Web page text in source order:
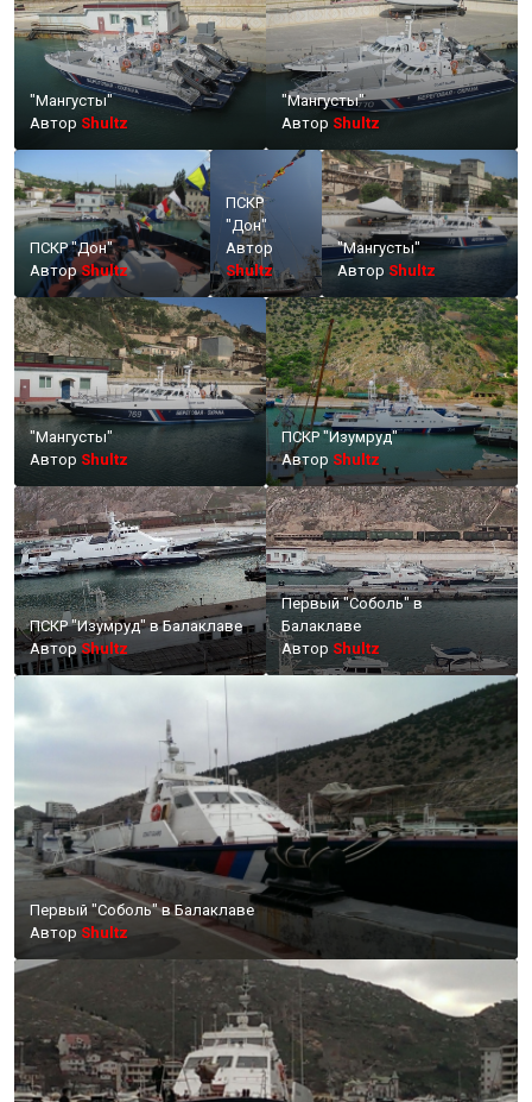
"Мангусты"
Автор Shultz
"Мангусты"
Автор Shultz
ПСКР "Дон"
АвторShultz
ПСКР
"Дон"
Автор
Shultz
"Мангусты"
Автор Shultz
"Мангусты"
Автор Shultz
ПСКР "Изумруд"
Автор Shultz
ПСКР "Изумруд" в Балаклаве
Автор Shultz
Первый "Соболь" в
Балаклаве
Автор Shultz
Первый "Соболь" в Балаклаве
Автор Shultz